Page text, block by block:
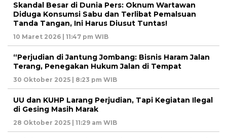
Skandal Besar di Dunia Pers: Oknum Wartawan
Diduga Konsumsi Sabu dan Terlibat Pemalsuan
Tanda Tangan, Ini Harus Diusut Tuntas!
10 Maret 2026 | 11:47 pm WIB
“Perjudian di Jantung Jombang: Bisnis Haram Jalan
Terang, Penegakan Hukum Jalan di Tempat
30 Oktober 2025 | 8:23 pm WIB
UU dan KUHP Larang Perjudian, Tapi Kegiatan Ilegal
di Gesing Masih Marak
28 Oktober 2025 | 11:29 am WIB